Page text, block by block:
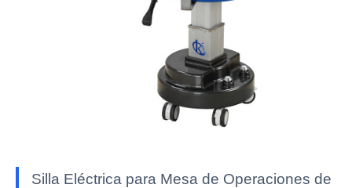
Silla Eléctrica para Mesa de Operaciones de